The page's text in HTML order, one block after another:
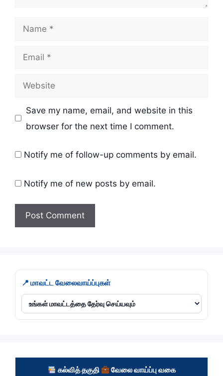
Name
Email
Website
Save my name, email, and website in this
browser for the next time I comment.
Notify me of follow-up comments by email.
Notify me of new posts by email.
📍 மாவட்ட வேலைவாய்ப்புகள்
கல்வித் தகுதி வேலை வாய்ப்பு வகை